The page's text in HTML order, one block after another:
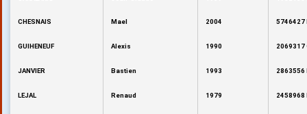
CHESNAIS Mael 2004 5746427
GUIHENEUF Alexis 1990 2069317
JANVIER Bastien 1993 2863556
LEJAL Renaud 1979 2458968